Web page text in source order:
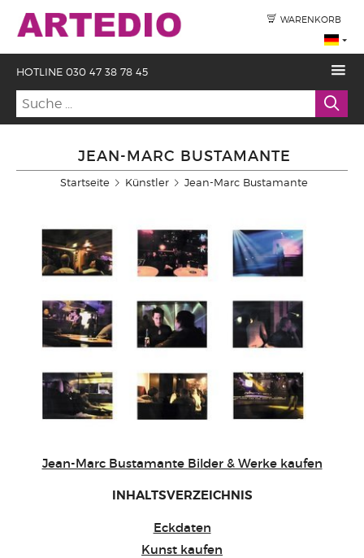
WARENKORB
HOTLINE 030 47 38 78 45
JEAN-MARC BUSTAMANTE
Startseite Künstler Jean-Marc Bustamante
Jean-Marc Bustamante Bilder & Werke kaufen
INHALTSVERZEICHNIS
Eckdaten
Kunst kaufen